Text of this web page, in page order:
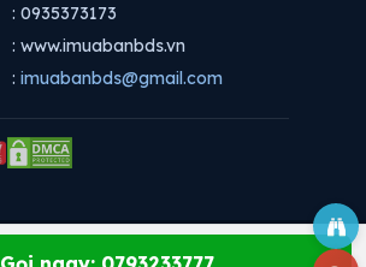
: 0935373173
: www.imuabanbds.vn
: imuabanbds@gmail.com